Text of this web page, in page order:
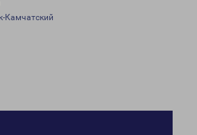
Камчатский